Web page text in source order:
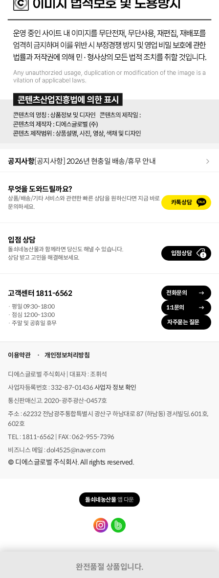
공지사항[공지사항] 2026년 현충일 배송/휴무 안내
무엇을 도와드릴까요?
상품/배송/기타 서비스와 관련한 빠른 상담을 원하신다면 지금 바로
문의하세요.
카톡상담
입점 상담
돌쇠네농산물과 함께라면 당신도 해낼 수 있습니다.
상담 받고 고민을 해결해보세요.
입점상담
고객센터 1811-6562
· 평일 09:30~18:00
· 점심 12:00~13:00
· 주말 및 공휴일 휴무
전화문의
1:1문의
자주묻는 질문
이용약관 개인정보처리방침
디에스글로벌 주식회사 | 대표자 : 조휘석
사업자등록번호 : 332-87-01436사업자 정보 확인
통신판매신고. 2020-광주광산-0457호
주소 : 62232 전남광주통합특별시 광산구 하남대로 87 (하남동) 경서빌딩, 601호,
602호
TEL : 1811-6562 | FAX : 062-955-7396
비즈니스 메일 : dol4525@naver.com
© 디에스글로벌 주식회사. All rights reserved.
돌쇠네농산물앱 다운
완전품절 상품입니다.